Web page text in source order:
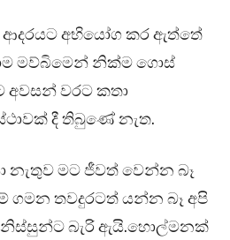
ආදරයට අභියෝග කර ඇත්තේ
මව්බිමෙන් නික්ම ගොස්
අවසන් වරට කතා
දී තිබුණේ නැත.
නැතුව මට ජීවත් වෙන්න බෑ
ගමන තවදුරටත් යන්න බෑ අපි
බැරි ඇයි.හොල්මනක්